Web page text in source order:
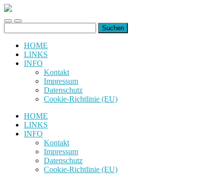
uiuiuiuiuiuiui.de
Toggle
mobile
Toggle
search
nach:
HOME
LINKS
INFO
Kontakt
Impressum
Datenschutz
Cookie-Richtlinie (EU)
HOME
LINKS
INFO
Kontakt
Impressum
Datenschutz
Cookie-Richtlinie (EU)